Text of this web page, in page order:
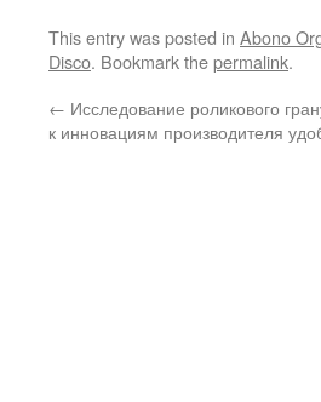
This entry was posted in Abono
Disco. Bookmark thepermalink.
← Исследование роликового
к инновациям производителя